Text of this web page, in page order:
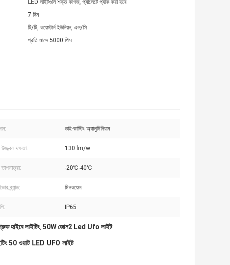
LED লাইটগুলি শক্ত কাগজ, প্যালেটে প্যাক করা হবে
7 দিন
টি/টি, ওয়েস্টার্ন ইউনিয়ন, এল/সি
প্রতি মাসে 5000 পিস
ডাই-কাস্টিং অ্যালুমিনিয়াম
উজ্জ্বল দক্ষতা: 130 lm/w
-20℃-40℃
ব্র্যান্ড: মিনওয়েল
IP65
হাইবে লাইটিং, 50W জোন2 Led Ufo লাইট
50 ওয়াট LED UFO লাইট